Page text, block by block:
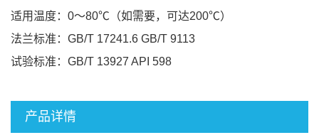
适用温度：0～80℃（如需要，可达200℃）
法兰标准：GB/T 17241.6 GB/T 9113
试验标准：GB/T 13927 API 598
产品详情